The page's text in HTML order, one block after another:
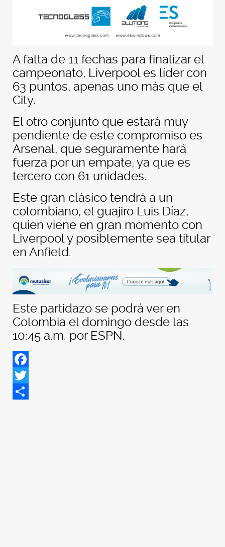
A falta de 11 fechas para finalizar el
campeonato, Liverpool es líder con
63 puntos, apenas uno más que el
City.
El otro conjunto que estará muy
pendiente de este compromiso es
Arsenal, que seguramente hará
fuerza por un empate, ya que es
tercero con 61 unidades.
Este gran clásico tendrá a un
colombiano, el guajiro Luis Díaz,
quien viene en gran momento con
Liverpool y posiblemente sea titular
en Anfield.
Este partidazo se podrá ver en
Colombia el domingo desde las
10:45 a.m. por ESPN.
Facebook
Twitter